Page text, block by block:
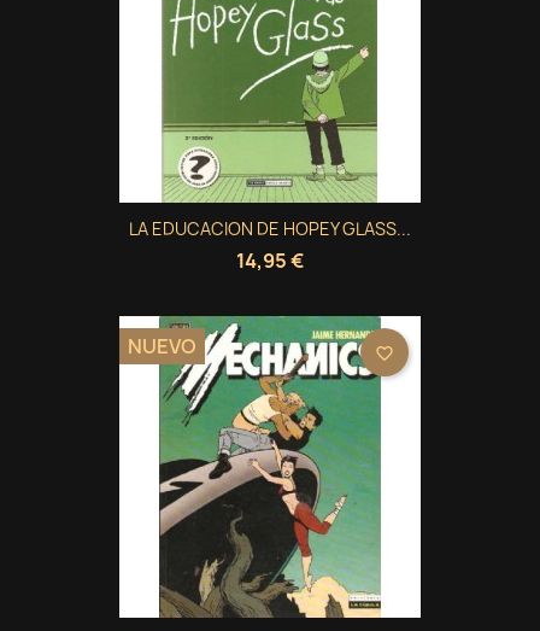
LA EDUCACION DE HOPEY GLASS...
14,95 €
NUEVO favorite_border